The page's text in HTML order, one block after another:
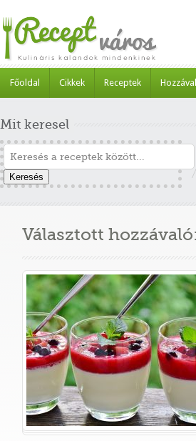
Főoldal Cikkek Receptek
Mit keresel
Keresés
Választott hozzávaló: